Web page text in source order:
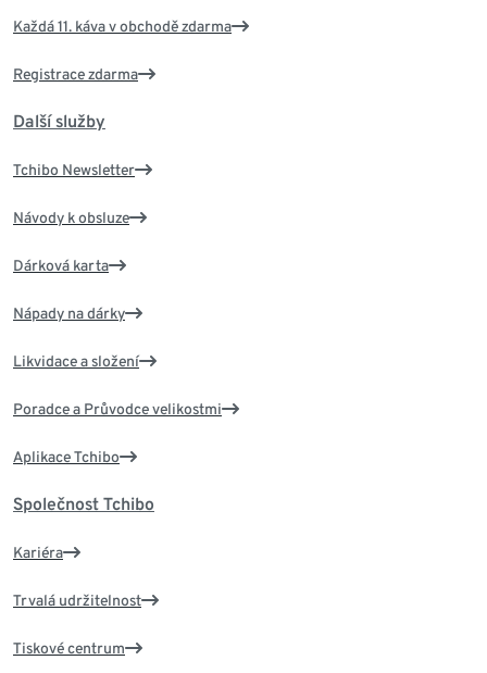
Každá 11. káva v obchodě zdarma
Registrace zdarma
Další služby
Tchibo Newsletter
Návody k obsluze
Dárková karta
Nápady na dárky
Likvidace a složení
Poradce a Průvodce velikostmi
Aplikace Tchibo
Společnost Tchibo
Kariéra
Trvalá udržitelnost
Tiskové centrum